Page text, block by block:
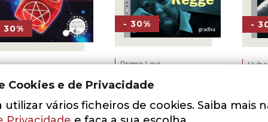
30%
Diabo no
- 30%
Primo Levi
a Ciência e os
Homens
-
7,50
Cookies e de Privacidade
utilizar vários ficheiros de cookies. Saiba mais